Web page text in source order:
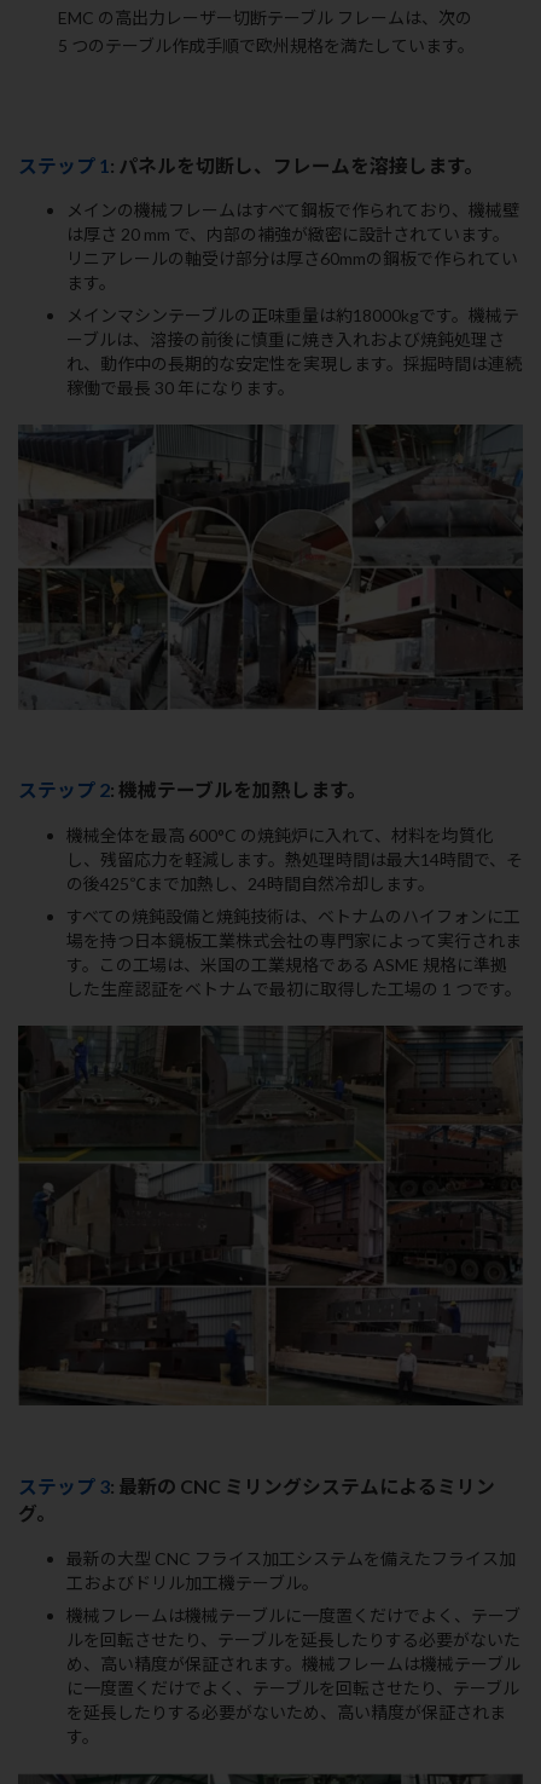
EMC の高出力レーザー切断テーブル フレームは、次の
5 つのテーブル作成手順で欧州規格を満たしています。
ステップ 1 : パネルを切断し、フレームを溶接します。
メインの機械フレームはすべて鋼板で作られており、機械壁
は厚さ 20 mm で、内部の補強が緻密に設計されています。
リニアレールの軸受け部分は厚さ60mmの鋼板で作られてい
ます。
メインマシンテーブルの正味重量は約18000kgです。機械テ
ーブルは、溶接の前後に慎重に焼き入れおよび焼鈍処理さ
れ、動作中の長期的な安定性を実現します。採掘時間は連続
稼働で最長 30 年になります。
ステップ 2: 機械テーブルを加熱します。
機械全体を最高 600°C の焼鈍炉に入れて、材料を均質化
し、残留応力を軽減します。熱処理時間は最大14時間で、そ
の後425℃まで加熱し、24時間自然冷却します。
すべての焼鈍設備と焼鈍技術は、ベトナムのハイフォンに工
場を持つ日本鏡板工業株式会社の専門家によって実行されま
す。この工場は、米国の工業規格である ASME 規格に準拠
した生産認証をベトナムで最初に取得した工場の 1 つです。
ステップ 3: 最新の CNC ミリングシステムによるミリン
グ。
最新の大型 CNC フライス加工システムを備えたフライス加
工およびドリル加工機テーブル。
機械フレームは機械テーブルに一度置くだけでよく、テーブ
ルを回転させたり、テーブルを延長したりする必要がないた
め、高い精度が保証されます。機械フレームは機械テーブル
に一度置くだけでよく、テーブルを回転させたり、テーブル
を延長したりする必要がないため、高い精度が保証されま
す。